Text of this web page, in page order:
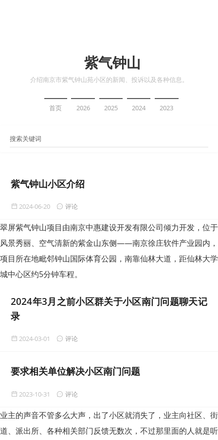
紫气钟山
介绍南京市紫气钟山苑小区的新闻、投诉以及各种信息。
首页 2026 2025 2024 2023
紫气钟山小区介绍
2024-06-20 评论
翠屏紫气钟山项目由南京中惠建设开发有限公司倾力开发，位于
风景秀丽、空气清新的紫金山东侧——南京徐庄软件产业园内，
项目所在地毗邻钟山国际体育公园，南靠仙林大道，距仙林大学
城中心区约5分钟车程。
2024年3月之前小区群关于小区南门问题聊天记
录
2024-03-01 评论
要求相关单位解决小区南门问题
2023-10-31 评论
业主的声音不管多么大声，出了小区就消失了，业主向社区、街
道、派出所、各种相关部门反馈无数次，不过那里面的人就是听